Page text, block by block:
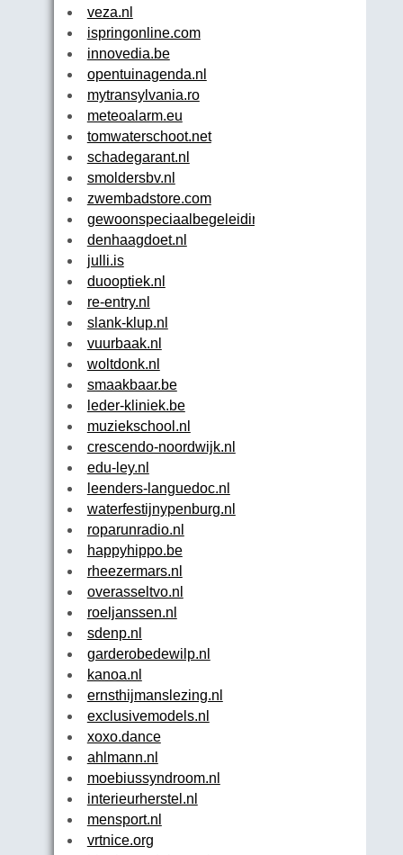
veza.nl
ispringonline.com
innovedia.be
opentuinagenda.nl
mytransylvania.ro
meteoalarm.eu
tomwaterschoot.net
schadegarant.nl
smoldersbv.nl
zwembadstore.com
gewoonspeciaalbegeleiding.nl
denhaagdoet.nl
julli.is
duooptiek.nl
re-entry.nl
slank-klup.nl
vuurbaak.nl
woltdonk.nl
smaakbaar.be
leder-kliniek.be
muziekschool.nl
crescendo-noordwijk.nl
edu-ley.nl
leenders-languedoc.nl
waterfestijnypenburg.nl
roparunradio.nl
happyhippo.be
rheezermars.nl
overasseltvo.nl
roeljanssen.nl
sdenp.nl
garderobedewilp.nl
kanoa.nl
ernsthijmanslezing.nl
exclusivemodels.nl
xoxo.dance
ahlmann.nl
moebiussyndroom.nl
interieurherstel.nl
mensport.nl
vrtnice.org